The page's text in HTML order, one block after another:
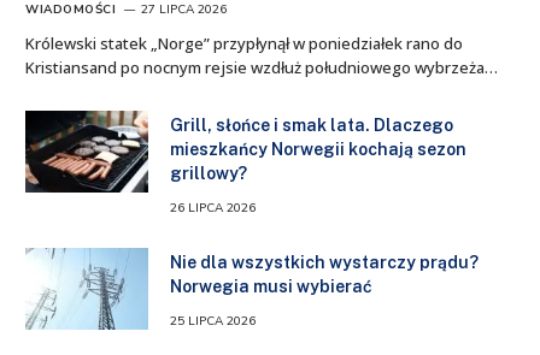
WIADOMOŚCI 27 LIPCA 2026
Królewski statek „Norge” przypłynął w poniedziałek rano do
Kristiansand po nocnym rejsie wzdłuż południowego wybrzeża…
Grill, słońce i smak lata. Dlaczego
mieszkańcy Norwegii kochają sezon
grillowy?
26 LIPCA 2026
Nie dla wszystkich wystarczy prądu?
Norwegia musi wybierać
25 LIPCA 2026